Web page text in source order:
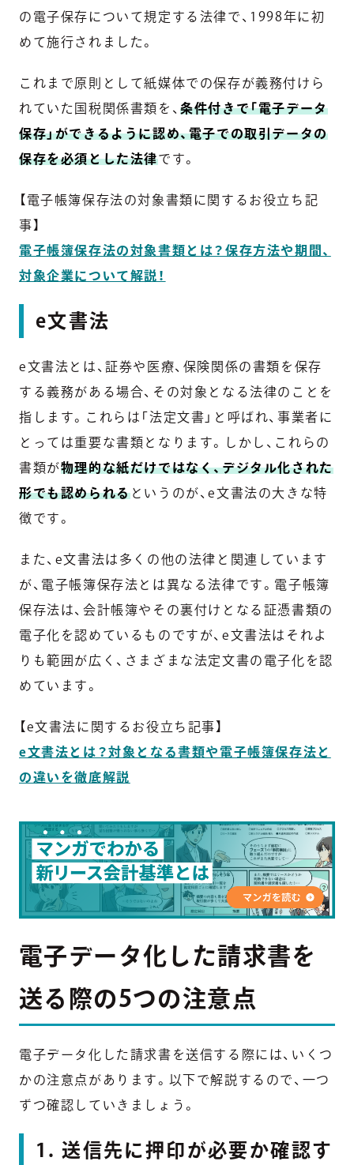
の電子保存について規定する法律で、1998年に初
めて施行されました。
これまで原則として紙媒体での保存が義務付けら
れていた国税関係書類を、条件付きで「電子データ
保存」ができるように認め、電子での取引データの
保存を必須とした法律です。
【電子帳簿保存法の対象書類に関するお役立ち記
事】
電子帳簿保存法の対象書類とは？保存方法や期間、
対象企業について解説！
e文書法
e文書法とは、証券や医療、保険関係の書類を保存
する義務がある場合、その対象となる法律のことを
指します。これらは「法定文書」と呼ばれ、事業者に
とっては重要な書類となります。しかし、これらの
書類が物理的な紙だけではなく、デジタル化された
形でも認められるというのが、e文書法の大きな特
徴です。
また、e文書法は多くの他の法律と関連しています
が、電子帳簿保存法とは異なる法律です。電子帳簿
保存法は、会計帳簿やその裏付けとなる証憑書類の
電子化を認めているものですが、e文書法はそれよ
りも範囲が広く、さまざまな法定文書の電子化を認
めています。
【e文書法に関するお役立ち記事】
e文書法とは？対象となる書類や電子帳簿保存法と
の違いを徹底解説
電子データ化した請求書を
送る際の5つの注意点
電子データ化した請求書を送信する際には、いくつ
かの注意点があります。以下で解説するので、一つ
ずつ確認していきましょう。
1. 送信先に押印が必要か確認す